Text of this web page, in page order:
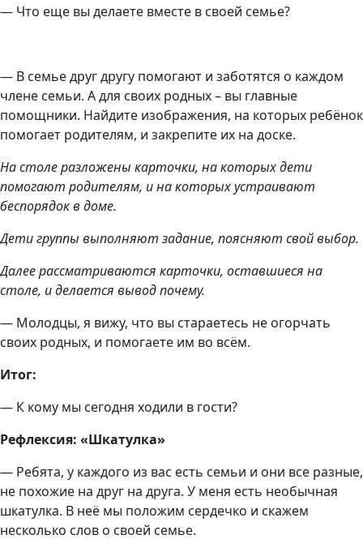
— Что еще вы делаете вместе в своей семье?
— В семье друг другу помогают и заботятся о каждом
члене семьи. А для своих родных – вы главные
помощники. Найдите изображения, на которых ребёнок
помогает родителям, и закрепите их на доске.
На столе разложены карточки, на которых дети
помогают родителям, и на которых устраивают
беспорядок в доме.
Дети группы выполняют задание, поясняют свой выбор.
Далее рассматриваются карточки, оставшиеся на
столе, и делается вывод почему.
— Молодцы, я вижу, что вы стараетесь не огорчать
своих родных, и помогаете им во всём.
Итог:
— К кому мы сегодня ходили в гости?
Рефлексия: «Шкатулка»
— Ребята, у каждого из вас есть семьи и они все разные,
не похожие на друг на друга. У меня есть необычная
шкатулка. В неё мы положим сердечко и скажем
несколько слов о своей семье.